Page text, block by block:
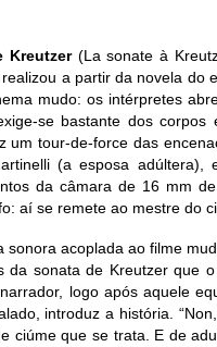
Kreutzer (La sonate à
a partir da novela do
mudo: os intérpretes
se bastante dos
um tour-de-force das
(a esposa
da câmara de 16 mm
aí se remete ao mestre do
sonora acoplada ao filme
da sonata de Kreutzer que
logo após aquele
introduz a história.
ciúme que se trata. E de